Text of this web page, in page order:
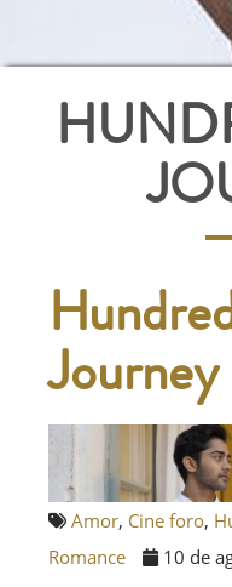
Journey
Amor, Cine foro,
Romance
10 de